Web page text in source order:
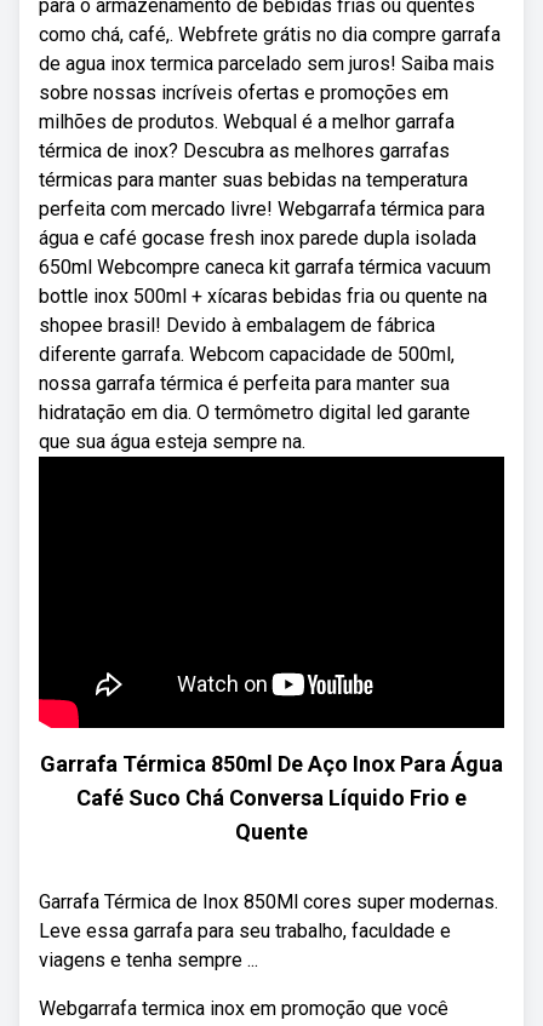
para o armazenamento de bebidas frias ou quentes
como chá, café,. Webfrete grátis no dia compre garrafa
de agua inox termica parcelado sem juros! Saiba mais
sobre nossas incríveis ofertas e promoções em
milhões de produtos. Webqual é a melhor garrafa
térmica de inox? Descubra as melhores garrafas
térmicas para manter suas bebidas na temperatura
perfeita com mercado livre! Webgarrafa térmica para
água e café gocase fresh inox parede dupla isolada
650ml Webcompre caneca kit garrafa térmica vacuum
bottle inox 500ml + xícaras bebidas fria ou quente na
shopee brasil! Devido à embalagem de fábrica
diferente garrafa. Webcom capacidade de 500ml,
nossa garrafa térmica é perfeita para manter sua
hidratação em dia. O termômetro digital led garante
que sua água esteja sempre na.
Garrafa Térmica 850ml De Aço Inox Para Água
Café Suco Chá Conversa Líquido Frio e
Quente
Garrafa Térmica de Inox 850Ml cores super modernas.
Leve essa garrafa para seu trabalho, faculdade e
viagens e tenha sempre ...
Webgarrafa termica inox em promoção que você